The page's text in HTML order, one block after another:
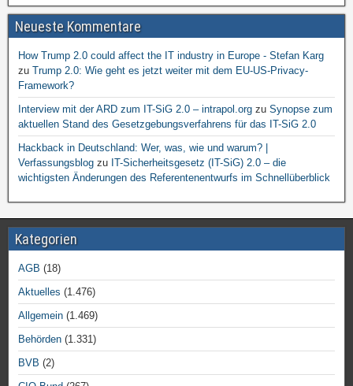
Neueste Kommentare
How Trump 2.0 could affect the IT industry in Europe - Stefan Karg
zu Trump 2.0: Wie geht es jetzt weiter mit dem EU-US-Privacy-
Framework?
Interview mit der ARD zum IT-SiG 2.0 – intrapol.org zu Synopse zum
aktuellen Stand des Gesetzgebungsverfahrens für das IT-SiG 2.0
Hackback in Deutschland: Wer, was, wie und warum? |
Verfassungsblog zu IT-Sicherheitsgesetz (IT-SiG) 2.0 – die
wichtigsten Änderungen des Referentenentwurfs im Schnellüberblick
Kategorien
AGB (18)
Aktuelles (1.476)
Allgemein (1.469)
Behörden (1.331)
BVB (2)